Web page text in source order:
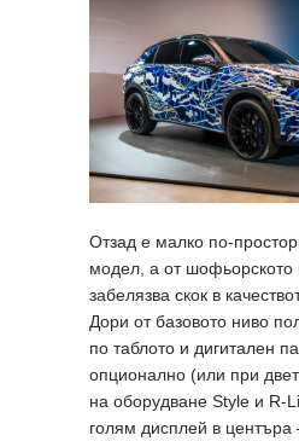
Отзад е малко по-
модел, а от шофьорското
забелязва скок в
Дори от базовото ниво
по таблото и дигитален
опционално (или при
на оборудване Style и R-
голям дисплей в